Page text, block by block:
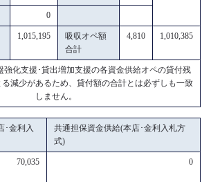
0
1,015,195
吸収オペ額
合計
4,810 1,010,385
化支援･貸出増加支援の各資金供給オペの貸付残
減少があるため、貸付額の合計とは必ずしも一致
しません。
･金利入
共通担保資金供給(本店･金利入札方
式)
70,035 0